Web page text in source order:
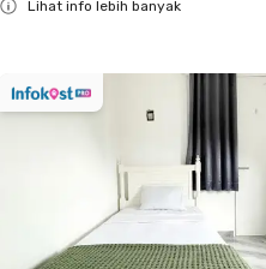
Lihat info lebih banyak